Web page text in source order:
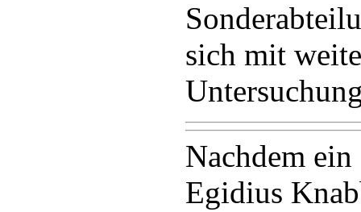
sich mit
Nachdem ein
Egidius